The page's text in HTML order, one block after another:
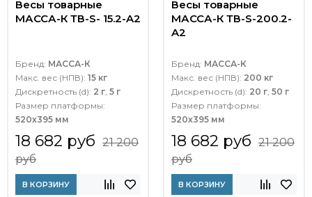
Весы товарные
МАССА-К ТВ-S- 15.2-A2
Бренд: МАССА-К
Макс. вес (НПВ): 15 кг
Дискретность (d): 2 г, 5 г
Размер платформы:
520х395 мм
18 682 руб 21 200
руб
В КОРЗИНУ
Весы товарные
МАССА-К ТВ-S-200.2-
A2
Бренд: МАССА-К
Макс. вес (НПВ): 200 кг
Дискретность (d): 20 г, 50 г
Размер платформы:
520х395 мм
18 682 руб 21 200
руб
В КОРЗИНУ